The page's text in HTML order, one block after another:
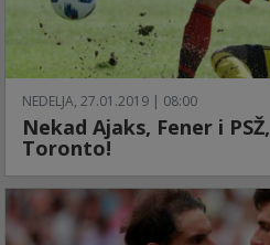
NEDELJA, 27.01.2019 | 08:00
Nekad Ajaks, Fener i
Toronto!